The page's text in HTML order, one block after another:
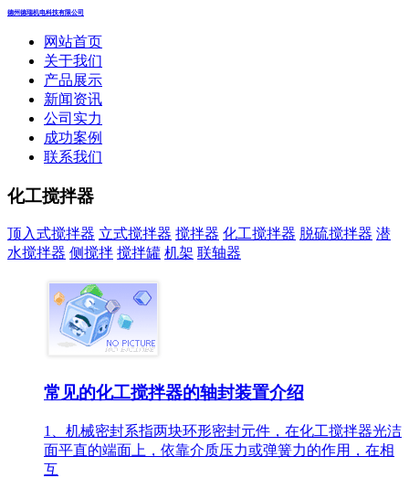
德州德瑞机电科技有限公司
网站首页
关于我们
产品展示
新闻资讯
公司实力
成功案例
联系我们
化工搅拌器
顶入式搅拌器 立式搅拌器 搅拌器 化工搅拌器 脱硫搅拌器 潜
水搅拌器 侧搅拌 搅拌罐 机架 联轴器
常见的化工搅拌器的轴封装置介绍
1、机械密封系指两块环形密封元件，在化工搅拌器光洁
面平直的端面上，依靠介质压力或弹簧力的作用，在相
互